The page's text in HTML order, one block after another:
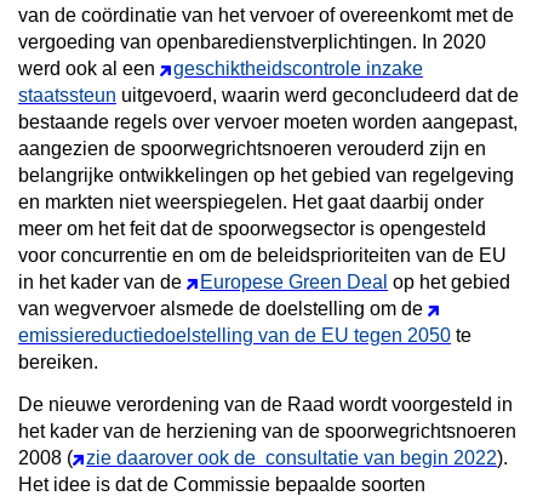
van de coördinatie van het vervoer of overeenkomt met de
vergoeding van openbaredienstverplichtingen. In 2020
werd ook al een
geschiktheidscontrole inzake
staatssteun uitgevoerd, waarin werd geconcludeerd dat de
bestaande regels over vervoer moeten worden aangepast,
aangezien de spoorwegrichtsnoeren verouderd zijn en
belangrijke ontwikkelingen op het gebied van regelgeving
en markten niet weerspiegelen. Het gaat daarbij onder
meer om het feit dat de spoorwegsector is opengesteld
voor concurrentie en om de beleidsprioriteiten van de EU
in het kader van de
Europese Green Deal op het gebied
van wegvervoer alsmede de doelstelling om de
emissiereductiedoelstelling van de EU tegen 2050 te
bereiken.
De nieuwe verordening van de Raad wordt voorgesteld in
het kader van de herziening van de spoorwegrichtsnoeren
2008 (
zie daarover ook de consultatie van begin 2022).
Het idee is dat de Commissie bepaalde soorten